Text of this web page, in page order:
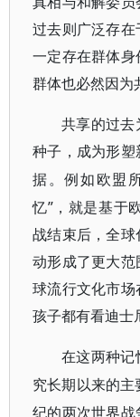
过去则广泛存
一定存在群体
群体也必然因为
共享的过去
种子，成为形塑
据。例如欧盟
忆”，就是基于
战结束后，全
动形成了更大
球流行文化市
孩子都有看迪士
在这两种记
究长期以来的主
纪的两次世界战